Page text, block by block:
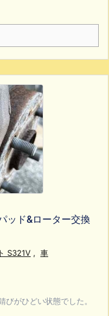
ッド&ローター交換
S321V , 車
びがひどい状態でした。